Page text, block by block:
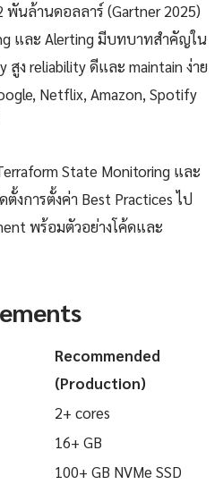
พันล้านดอลลาร์ (Gartner 2025)
และ Alerting มีบทบาทสำคัญใน
สูง reliability ดีและ maintain ง่าย
Netflix, Amazon, Spotify
State Monitoring และ
งการตั้งค่า Best Practices ไป
พร้อมตัวอย่างโค้ดและ
Recommended
(Production)
2+ cores
16+ GB
100+ GB NVMe SSD